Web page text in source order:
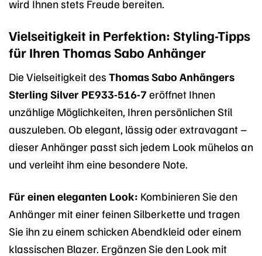
wird Ihnen stets Freude bereiten.
Vielseitigkeit in Perfektion: Styling-Tipps
für Ihren Thomas Sabo Anhänger
Die Vielseitigkeit des Thomas Sabo Anhängers
Sterling Silver PE933-516-7 eröffnet Ihnen
unzählige Möglichkeiten, Ihren persönlichen Stil
auszuleben. Ob elegant, lässig oder extravagant –
dieser Anhänger passt sich jedem Look mühelos an
und verleiht ihm eine besondere Note.
Für einen eleganten Look: Kombinieren Sie den
Anhänger mit einer feinen Silberkette und tragen
Sie ihn zu einem schicken Abendkleid oder einem
klassischen Blazer. Ergänzen Sie den Look mit